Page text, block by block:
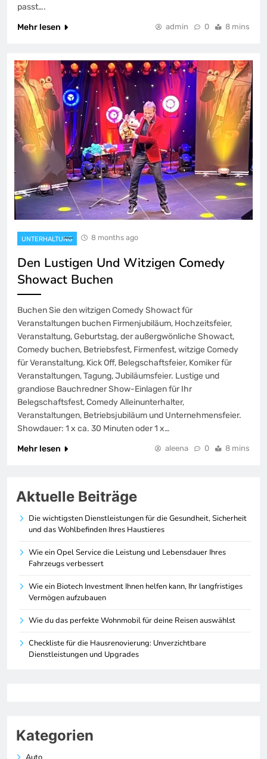
passt….
Mehr lesen
admin 0 8 mins
UNTERHALTUNG 8 months ago
Den Lustigen Und Witzigen Comedy
Showact Buchen
Buchen Sie den witzigen Comedy Showact für
Veranstaltungen buchen Firmenjubiläum, Hochzeitsfeier,
Veranstaltung, Geburtstag, der außergwönliche Showact,
Comedy buchen, Betriebsfest, Firmenfest, witzige Comedy
für Veranstaltung, Kick Off, Belegschaftsfeier, Komiker für
Veranstaltungen, Tagung, Jubiläumsfeier. Lustige und
grandiose Bauchredner Show-Einlagen für Ihr
Belegschaftsfest, Comedy Alleinunterhalter,
Veranstaltungen, Betriebsjubiläum und Unternehmensfeier.
Showdauer: 1 x ca. 30 Minuten oder 1 x…
Mehr lesen
aleena 0 8 mins
Aktuelle Beiträge
Die wichtigsten Dienstleistungen für die Gesundheit, Sicherheit
und das Wohlbefinden Ihres Haustieres
Wie ein Opel Service die Leistung und Lebensdauer Ihres
Fahrzeugs verbessert
Wie ein Biotech Investment Ihnen helfen kann, Ihr langfristiges
Vermögen aufzubauen
Wie du das perfekte Wohnmobil für deine Reisen auswählst
Checkliste für die Hausrenovierung: Unverzichtbare
Dienstleistungen und Upgrades
Kategorien